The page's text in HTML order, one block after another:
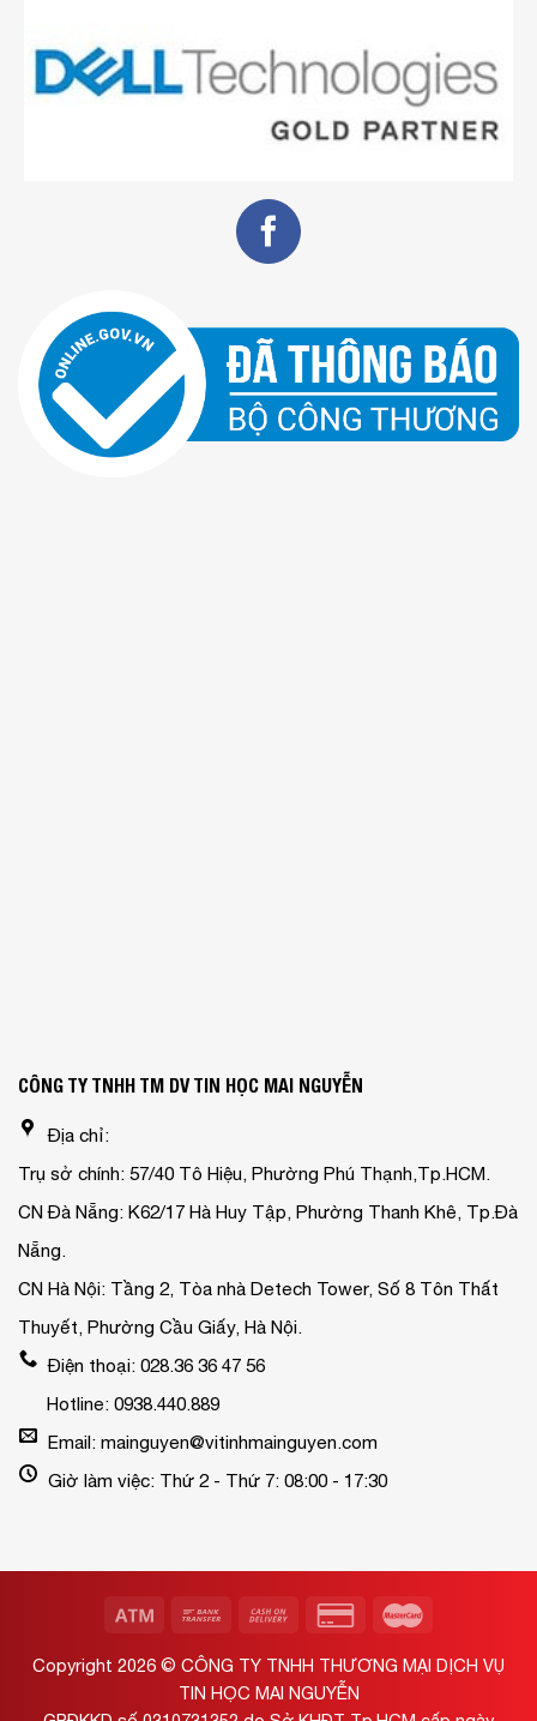
CÔNG TY TNHH TM DV TIN HỌC MAI NGUYỄN
Địa chỉ:
Trụ sở chính: 57/40 Tô Hiệu, Phường Phú Thạnh,Tp.HCM.
CN Đà Nẵng: K62/17 Hà Huy Tập, Phường Thanh Khê, Tp.Đà
Nẵng.
CN Hà Nội: Tầng 2, Tòa nhà Detech Tower, Số 8 Tôn Thất
Thuyết, Phường Cầu Giấy, Hà Nội.
Điện thoại: 028.36 36 47 56
Hotline: 0938.440.889
Email: mainguyen@vitinhmainguyen.com
Giờ làm việc: Thứ 2 - Thứ 7: 08:00 - 17:30
Copyright 2026 © CÔNG TY TNHH THƯƠNG MẠI DỊCH VỤ
TIN HỌC MAI NGUYỄN